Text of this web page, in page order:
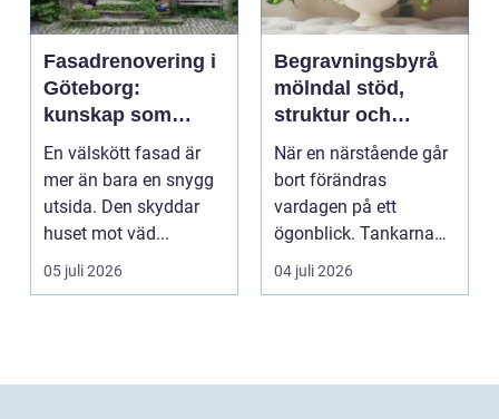
Fasadrenovering i
Göteborg:
kunskap som
lönar sig på lång
En välskött fasad är
mer än bara en snygg
utsida. Den skyddar
huset mot väd...
05 juli 2026
Begravningsbyrå
mölndal stöd,
struktur och
omsorg när livet
förändras
När en närstående går
bort förändras
vardagen på ett
ögonblick. Tankarna
snurrar, känslorna
pendlar ...
04 juli 2026